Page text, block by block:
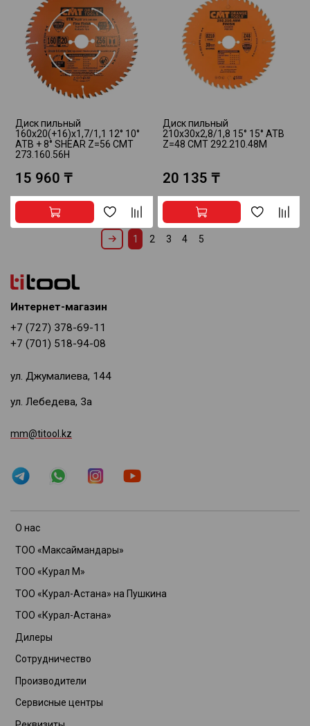
Диск пильный
160x20(+16)x1,7/1,1 12° 10°
ATB + 8° SHEAR Z=56 CMT
273.160.56H
15 960 ₸
Диск пильный
210x30x2,8/1,8 15° 15° ATB
Z=48 CMT 292.210.48M
20 135 ₸
1 2 3 4 5
О нас
ТОО «Максаймандары»
ТОО «Курал М»
ТОО «Курал-Астана» на Пушкина
ТОО «Курал-Астана»
Дилеры
Сотрудничество
Производители
Сервисные центры
Интернет-магазин
+7 (727) 378-69-11
+7 (701) 518-94-08
ул. Джумалиева, 144
ул. Лебедева, 3а
mm@titool.kz